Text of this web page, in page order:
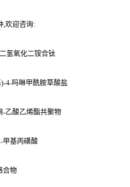
,欢迎咨询:
氢氧化二铵合钛
)-4-吗啉甲酰胺草酸盐
-乙酸乙烯酯共聚物
甲基丙磺酸
合物